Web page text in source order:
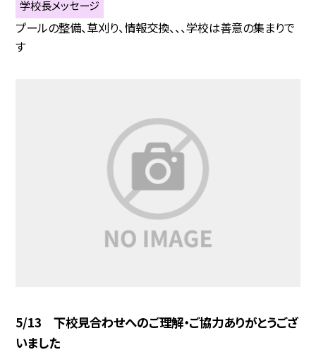
学校長メッセージ
プールの整備、草刈り、情報交換、、、学校は善意の集まりで
す
5/13 下校見合わせへのご理解・ご協力ありがとうござ
いました